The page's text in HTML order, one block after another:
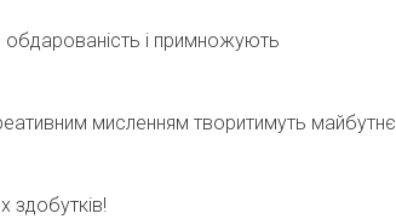
обдарованість і примножують
мисленням творитимуть майбутнє
здобутків!